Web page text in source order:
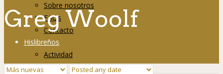
Sobre nosotros
FAQs
Contacto
Hislibreños
Actividad
Grupos
Greg Woolf